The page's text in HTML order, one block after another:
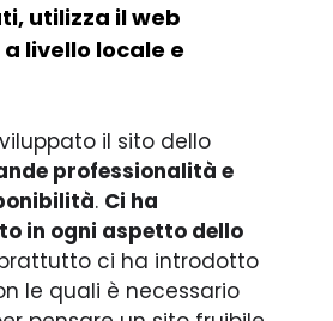
utilizza il web
livello locale e
il sito dello
professionalità e
. Ci ha
in ogni aspetto dello
ci ha introdotto
le quali è necessario